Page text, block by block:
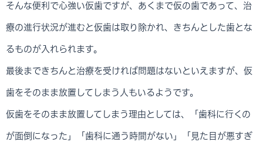
そんな便利で心強い仮歯ですが、あくまで仮の歯であって、治
療の進行状況が進むと仮歯は取り除かれ、きちんとした歯とな
るものが入れられます。
最後まできちんと治療を受ければ問題はないといえますが、仮
歯をそのまま放置してしまう人もいるようです。
仮歯をそのまま放置してしまう理由としては、「歯科に行くの
が面倒になった」「歯科に通う時間がない」「見た目が悪すぎ